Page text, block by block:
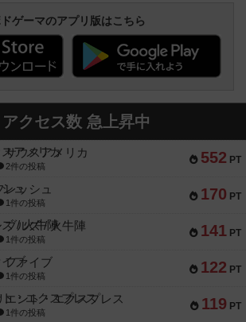
ゲーマのアプリ版はこちら
アクセス数 急上昇中
552 PT
サウスアメリカ
2件の投稿
170 PT
ッシュ
1件の投稿
141 PT
ブルズ / 火牛陣
1件の投稿
122 PT
ファイブ
1件の投稿
119 PT
エント・エクスプレス
1件の投稿